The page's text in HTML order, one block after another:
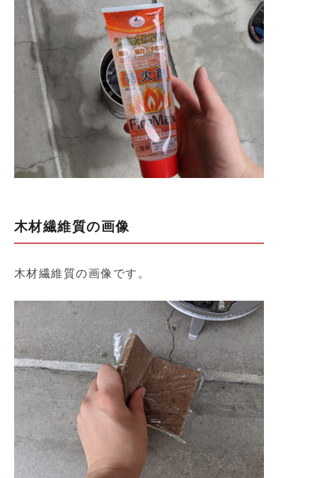
木材繊維質の画像
木材繊維質の画像です。